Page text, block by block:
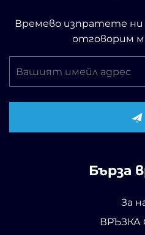
Времево изпратете
отговорим
Бърза
За
ВРЪЗКА